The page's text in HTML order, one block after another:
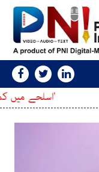
کمی کا خدشہ'؛ امریکی